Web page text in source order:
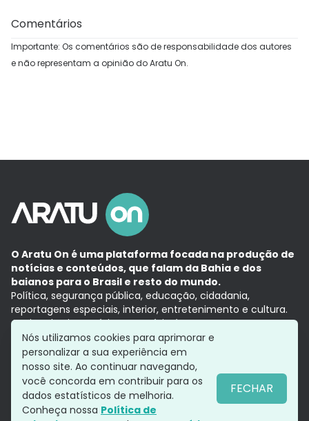
Comentários
Importante: Os comentários são de responsabilidade dos autores
e não representam a opinião do Aratu On.
O Aratu On é uma plataforma focada na produção de
notícias e conteúdos, que falam da Bahia e dos
baianos para o Brasil e resto do mundo.
Política, segurança pública, educação, cidadania,
reportagens especiais, interior, entretenimento e cultura.
Aqui, tudo vira notícia e a notícia é no tempo presente,
com a credibilidade do Grupo Aratu.
Grupo Aratu
Política de privacidade
Siga-nos
Nós utilizamos cookies para aprimorar e
personalizar a sua experiência em
nosso site. Ao continuar navegando,
você concorda em contribuir para os
dados estatísticos de melhoria.
Conheça nossa Política de
FECHAR